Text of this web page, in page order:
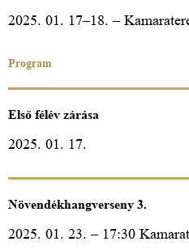
2025. 01. 17–18. –
Program
Első félév zárása
2025. 01. 17.
Növendékhangverseny 3.
2025. 01. 23. – 17:30